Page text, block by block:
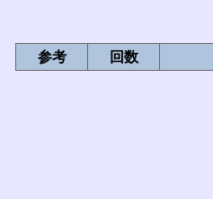
参考 回数